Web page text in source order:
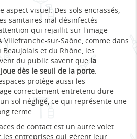
aspect visuel. Des sols encrassés,
sanitaires mal désinfectés
qui rejaillit sur l'image
sur-Saône, comme dans
et du Rhône, les
du public savent que la
dès le seuil de la porte
protège aussi les
correctement entretenu dure
sol négligé, ce qui représente une
terme.
de contact est un autre volet
les entreprises qui gèrent leur